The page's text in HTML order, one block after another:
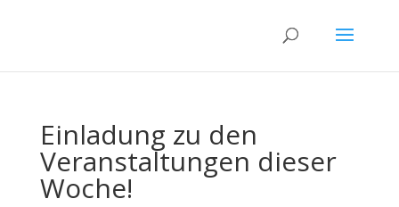
Einladung zu den
Veranstaltungen dieser
Woche!